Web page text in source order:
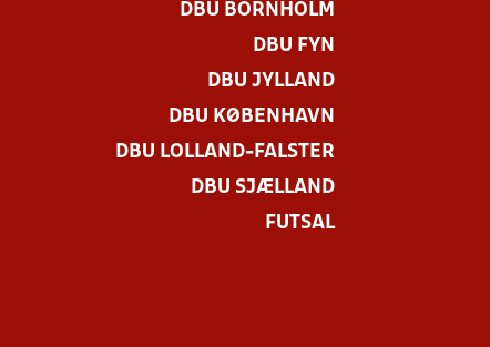
DBU BORNHOLM
DBU FYN
DBU JYLLAND
DBU KØBENHAVN
DBU LOLLAND-FALSTER
DBU SJÆLLAND
FUTSAL